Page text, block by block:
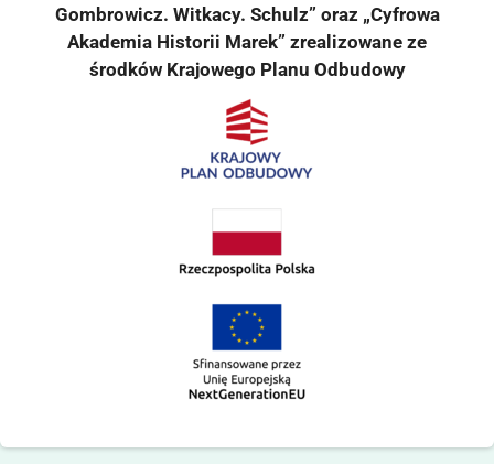
Gombrowicz. Witkacy. Schulz” oraz „Cyfrowa
Akademia Historii Marek” zrealizowane ze
środków Krajowego Planu Odbudowy